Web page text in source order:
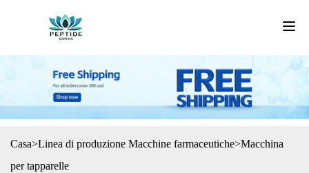
Casa>Linea di produzione Macchine farmaceutiche>Macchina
per tapparelle